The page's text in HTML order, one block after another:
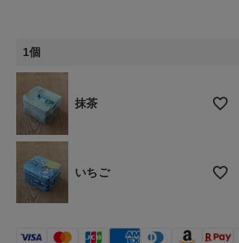
CONTENTS
特集
ご利用ガイド
お問い合わせ
1個
抹茶
いちご